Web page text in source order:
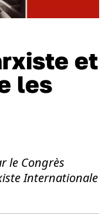
et
les
le Congrès
Internationale